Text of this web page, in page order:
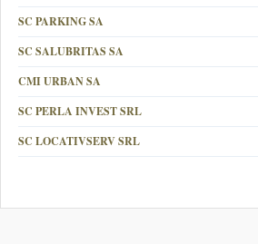
SC PARKING SA
SC SALUBRITAS SA
CMI URBAN SA
SC PERLA INVEST SRL
SC LOCATIVSERV SRL